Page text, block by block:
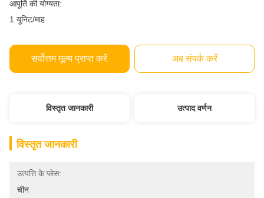
आपूर्ति की योग्यता:
1 यूनिट/माह
सर्वोत्तम मूल्य प्राप्त करें अब संपर्क करें
विस्तृत जानकारी उत्पाद वर्णन
विस्तृत जानकारी
उत्पत्ति के प्लेस:
चीन